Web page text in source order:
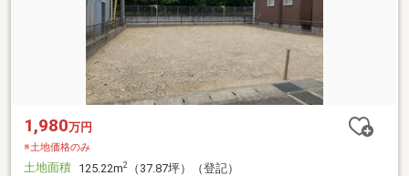
1,980万円
※土地価格のみ
土地面積 125.22m2
（37.87坪）（登記）